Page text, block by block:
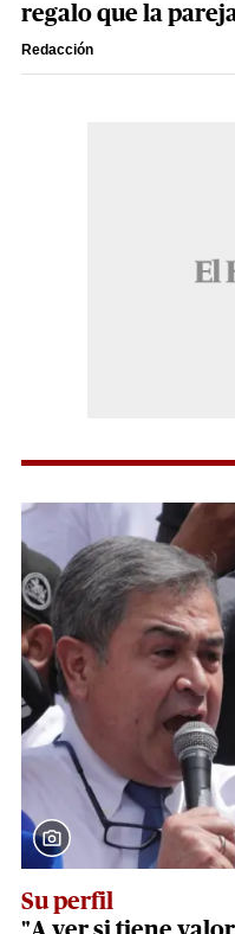
regalo que la
Redacción
Su perfil